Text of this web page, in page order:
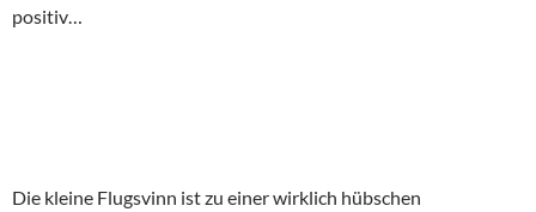
positiv…
Die kleine Flugsvinn ist zu einer wirklich hübschen